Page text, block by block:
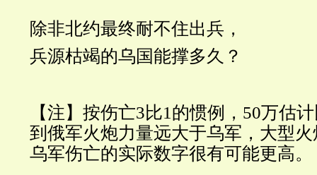
除非北约最终耐不住出兵，
兵源枯竭的乌国能撑多久？
【注】按伤亡3比1的惯例，50万估
到俄军火炮力量远大于乌军，大型
乌军伤亡的实际数字很有可能更高。